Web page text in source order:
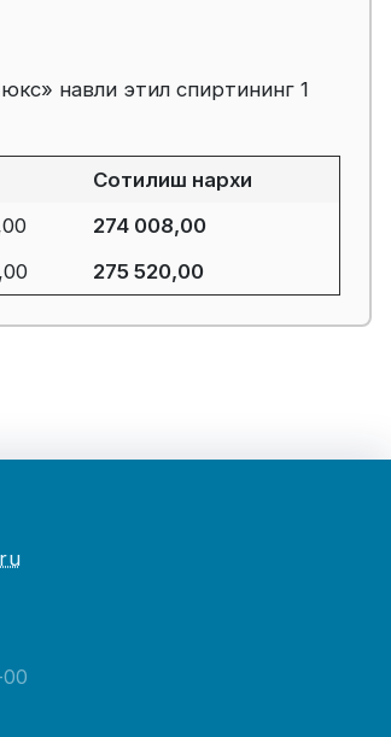
навли этил спиртининг 1
Сотилиш нархи
274 008,00
275 520,00